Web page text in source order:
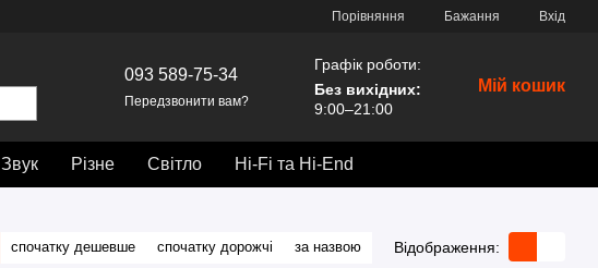
Порівняння Бажання Вхід
093 589-75-34
Передзвонити вам?
Графік роботи:
Без вихідних:
9:00–21:00
Мій кошик
Звук Різне Світло Hi-Fi та Hi-End
спочатку дешевше спочатку дорожчі за назвою Відображення: